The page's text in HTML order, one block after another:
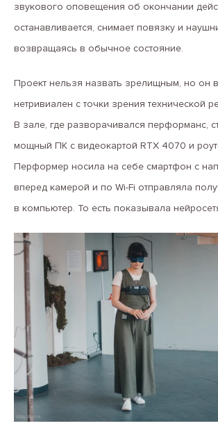
звукового оповещения об окончании
останавливается, снимает повязку и
возвращаясь в обычное состояние.
Проект нельзя назвать зрелищным, но он
нетривиален с точки зрения технической
В зале, где разворачивался перформанс,
мощный ПК с видеокартой RTX 4070 и
Перформер носила на себе смартфон с
вперед камерой и по Wi-Fi отправляла
в компьютер. То есть показывала